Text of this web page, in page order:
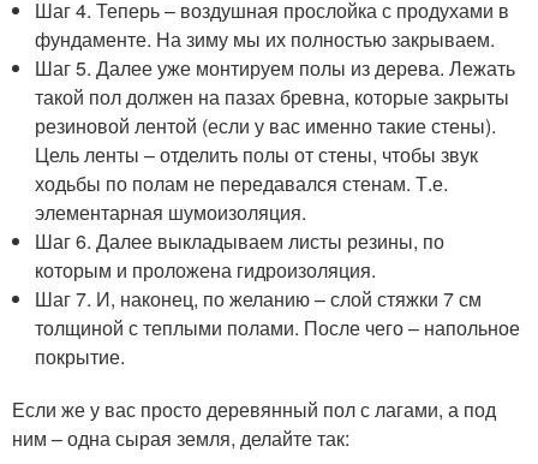
Шаг 4. Теперь – воздушная прослойка с продухами в
фундаменте. На зиму мы их полностью закрываем.
Шаг 5. Далее уже монтируем полы из дерева. Лежать
такой пол должен на пазах бревна, которые закрыты
резиновой лентой (если у вас именно такие стены).
Цель ленты – отделить полы от стены, чтобы звук
ходьбы по полам не передавался стенам. Т.е.
элементарная шумоизоляция.
Шаг 6. Далее выкладываем листы резины, по
которым и проложена гидроизоляция.
Шаг 7. И, наконец, по желанию – слой стяжки 7 см
толщиной с теплыми полами. После чего – напольное
покрытие.
Если же у вас просто деревянный пол с лагами, а под
ним – одна сырая земля, делайте так: